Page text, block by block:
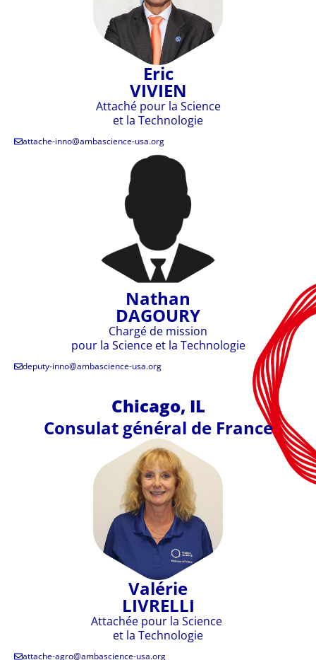
Eric
VIVIEN
Attaché pour la Science
et la Technologie
attache-inno@ambascience-usa.org
Nathan
DAGOURY
Chargé de mission
pour la Science et la Technologie
deputy-inno@ambascience-usa.org
Chicago, IL
Consulat général de France
Valérie
LIVRELLI
Attachée pour la Science
et la Technologie
attache-agro@ambascience-usa.org